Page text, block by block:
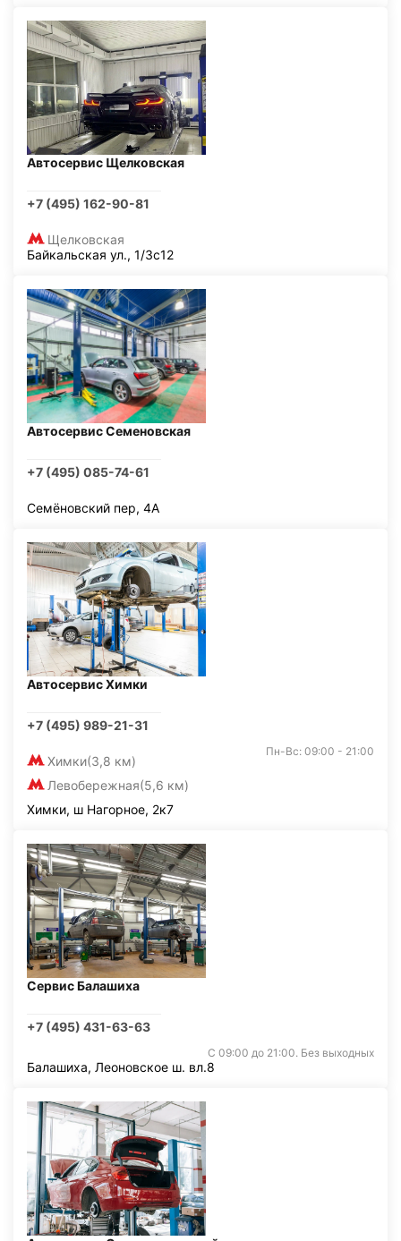
Автосервис Щелковская
+7 (495) 162-90-81
Щелковская
Байкальская ул., 1/3с12
Автосервис Семеновская
+7 (495) 085-74-61
Семёновский пер, 4А
Автосервис Химки
+7 (495) 989-21-31
Химки(3,8 км)
Левобережная(5,6 км)
Пн-Вс: 09:00 - 21:00
Химки, ш Нагорное, 2к7
Сервис Балашиха
+7 (495) 431-63-63
С 09:00 до 21:00. Без выходных
Балашиха, Леоновское ш. вл.8